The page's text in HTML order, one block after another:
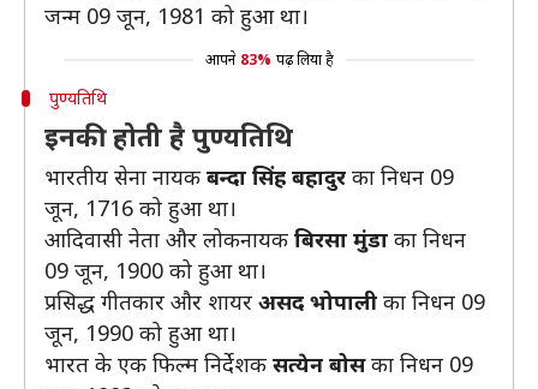
जन्म 09 जून, 1981 को हुआ था।
आपने 83% पढ़ लिया है
पुण्यतिथि
इनकी होती है पुण्यतिथि
भारतीय सेना नायक बन्दा सिंह बहादुर का निधन 09
जून, 1716 को हुआ था।
आदिवासी नेता और लोकनायक बिरसा मुंडा का निधन
09 जून, 1900 को हुआ था।
प्रसिद्ध गीतकार और शायर असद भोपाली का निधन 09
जून, 1990 को हुआ था।
भारत के एक फिल्म निर्देशक सत्येन बोसका निधन 09